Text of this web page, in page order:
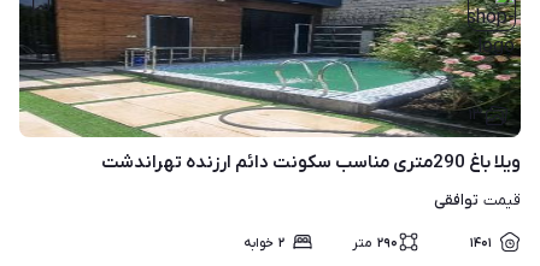
۱۳
ویلا باغ 290متری مناسب سکونت دائم ارزنده تهراندشت
قیمت توافقی
۱۴۰۱ ۲۹۰ متر ۲ خوابه